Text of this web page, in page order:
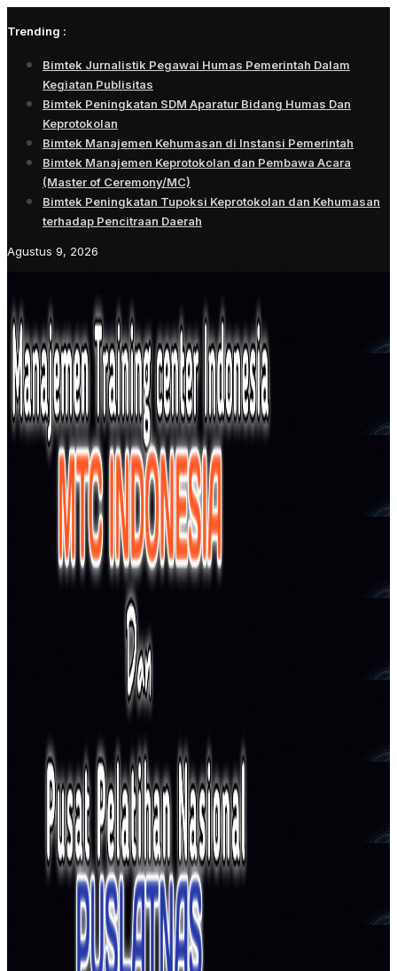
to
Trending :
Bimtek Jurnalistik Pegawai Humas Pemerintah Dalam
Kegiatan Publisitas
Bimtek Peningkatan SDM Aparatur Bidang Humas Dan
Keprotokolan
Bimtek Manajemen Kehumasan di Instansi Pemerintah
Bimtek Manajemen Keprotokolan dan Pembawa Acara
(Master of Ceremony/MC)
Bimtek Peningkatan Tupoksi Keprotokolan dan Kehumasan
terhadap Pencitraan Daerah
Agustus 9, 2026